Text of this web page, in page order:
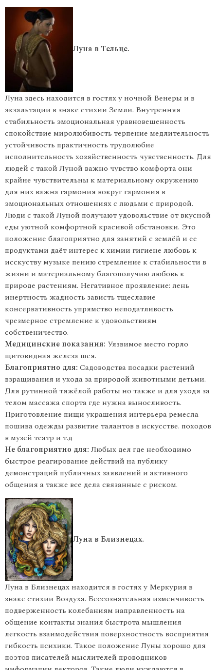
Луна в Тельце.
Луна здесь находится в гостях у ночной Венеры и в
экзальтации в знаке стихии Земли. Внутренняя
стабильность эмоциональная уравновешенность
спокойствие миролюбивость терпение медлительность
устойчивость практичность трудолюбие
исполнительность хозяйственность чувственность. Для
людей с такой Луной важно чувство комфорта они
крайне чувствительны к материальному окружению
для них важна гармония вокруг гармония в
эмоциональных отношениях с людьми с природой.
Люди с такой Луной получают удовольствие от вкусной
еды уютной комфортной красивой обстановки. Это
положение благоприятно для занятий с землёй и ее
продуктами даёт интерес к химии гигиене любовь к
исскуству музыке пению стремление к стабильности в
жизни и материальному благополучию любовь к
природе растениям. Негативное проявление: лень
инертность жадность зависть тщеславие
консервативность упрямство неподатливость
чрезмерное стремление к удовольствиям
собственичество.
Медицинские показания: Уязвимое место горло
щитовидная железа шея.
Благоприятно для: Садоводства посадки растений
взращивания и ухода за природой животными детьми.
Для рутинной тяжёлой работы но также и для уходя за
телом массажа спорта где нужна выносливость.
Приготовление пищи украшения интерьера ремесла
пошива одежды развитие талантов в искусстве. походов
в музей театр и т.д
Не благоприятно для: Любых дел где необходимо
быстрое реагирование действий на публику
демонстраций публичных заявлений и активного
общения а также все дела связанные с риском.
Луна в Близнецах.
Луна в Близнецах находится в гостях у Меркурия в
знаке стихии Воздуха. Бессознательная изменчивость
подверженность колебаниям направленность на
общение контакты знания быстрота мышления
легкость взаимодействия поверхностность восприятия
гибкость психики. Такое положение Луны хорошо для
поэтов писателей мыслителей проводников